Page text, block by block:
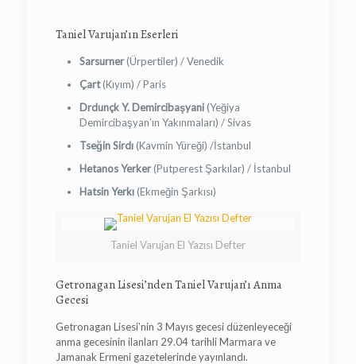
Taniel Varujan’ın Eserleri
Sarsurner(Ürpertiler) / Venedik
Çart(Kıyım) / Paris
Drdunçk Y. Demircibaşyani(Yeğiya
Demircibaşyan’ın Yakınmaları) / Sivas
Tseğin Sirdı(Kavmin Yüreği) /İstanbul
Hetanos Yerker(Putperest Şarkılar) / İstanbul
Hatsin Yerkı(Ekmeğin Şarkısı)
Taniel Varujan El Yazısı Defter
Getronagan Lisesi’nden Taniel Varujan’ı Anma
Gecesi
Getronagan Lisesi’nin 3 Mayıs gecesi düzenleyeceği
anma gecesinin ilanları 29.04 tarihli Marmara ve
Jamanak Ermeni gazetelerinde yayınlandı.